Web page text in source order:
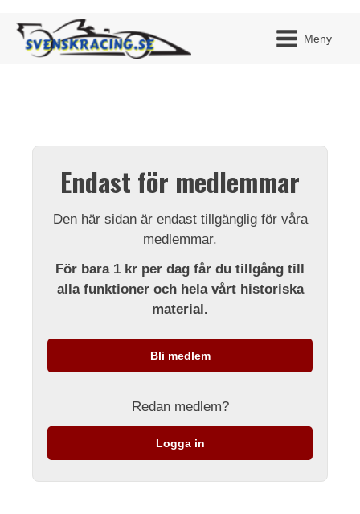
Meny
Endast för medlemmar
Den här sidan är endast tillgänglig för våra
medlemmar.
För bara 1 kr per dag får du tillgång till
alla funktioner och hela vårt historiska
material.
Bli medlem
Redan medlem?
Logga in